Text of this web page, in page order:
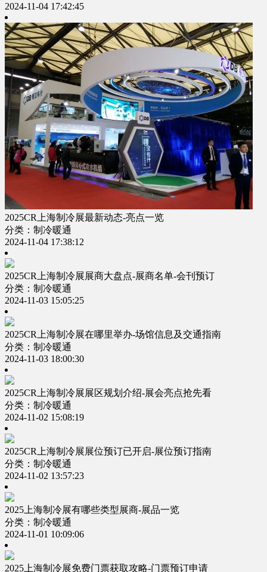
2024-11-04 17:42:45
2025CR上海制冷展最新动态-亮点一览
分类：制冷暖通
2024-11-04 17:38:12
2025CR上海制冷展展商大盘点-展商名单-会刊预订
分类：制冷暖通
2024-11-03 15:05:25
2025CR上海制冷展在哪里举办-场馆信息及交通指南
分类：制冷暖通
2024-11-03 18:00:30
2025CR上海制冷展展区规划介绍-展会亮点抢先看
分类：制冷暖通
2024-11-02 15:08:19
2025CR上海制冷展展位预订已开启-展位预订指南
分类：制冷暖通
2024-11-02 13:57:23
2025上海制冷展有哪些类型展商-展品一览
分类：制冷暖通
2024-11-01 10:09:06
2025上海制冷展免费门票获取攻略-门票预订申请